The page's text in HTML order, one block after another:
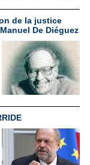
de la justice
De Diéguez